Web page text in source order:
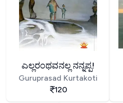
ಎಲ್ಲರಂಥವನಲ್ಲ ನನ್ನಪ್ಪ!
Guruprasad Kurtakoti
120